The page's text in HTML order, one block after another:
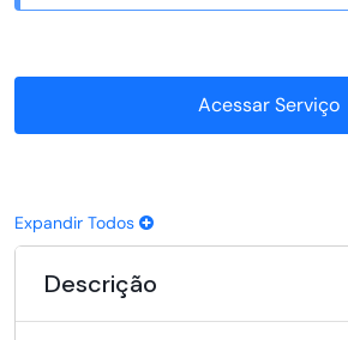
Acessar Serviço
Expandir Todos
Descrição